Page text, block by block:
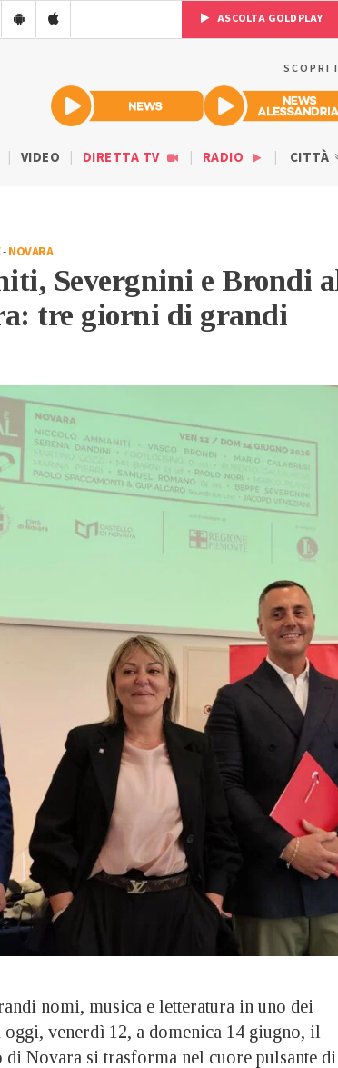
ASCOLTA GOLDPLAY
SCOPRI
VIDEO DIRETTA TV RADIO CITTÀ
-NOVARA
Severgnini e Brondi
tre giorni di grandi
nomi, musica e letteratura in uno dei
venerdì 12, a domenica 14 giugno, il
Novara si trasforma nel cuore pulsante di